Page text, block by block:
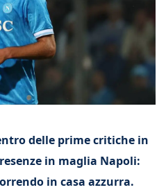
delle prime critiche in
in maglia Napoli:
in casa azzurra.